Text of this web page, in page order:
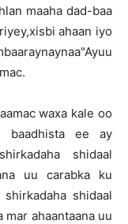
maaha dad-baa
ahaan iyo
waxa kale oo
baadhista ee ay
shidaal
uu carabka ku
shidaal
ahaantaana uu